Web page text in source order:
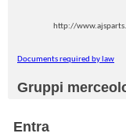
http://
Documents required by law
Gruppi
Entra